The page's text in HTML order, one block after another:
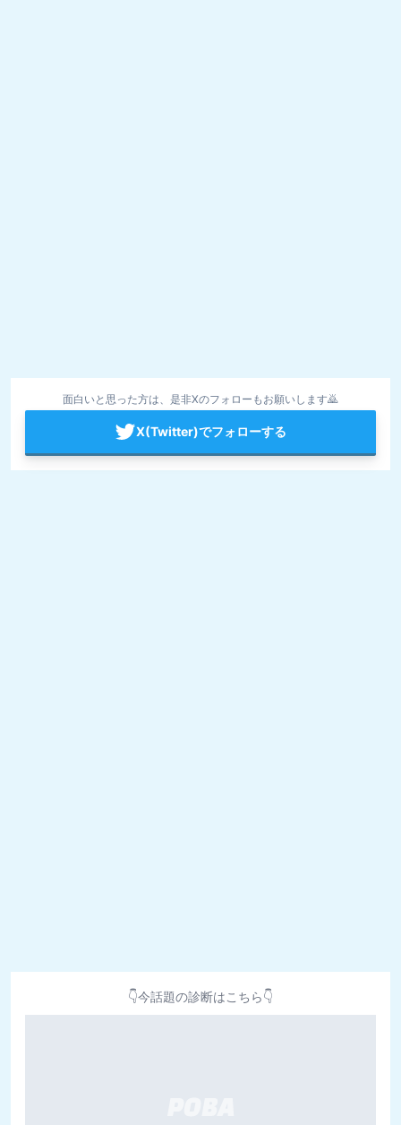
面白いと思った方は、是非Xのフォローもお願いします🙇
X(Twitter)でフォローする
👇今話題の診断はこちら👇